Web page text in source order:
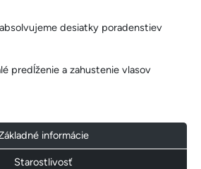
desiatky poradenstiev
predĺženie a zahustenie vlasov
informácie
Starostlivosť